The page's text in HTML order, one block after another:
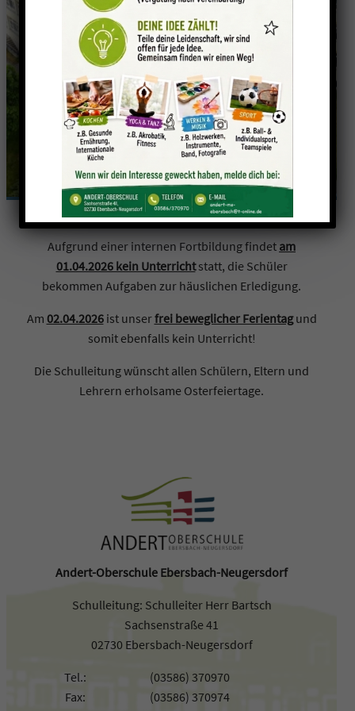
Interne Fortbildung
am 01.04.2026
Aufgrund einer internen Fortbildung findet am
01.04.2026 kein Unterrichtstatt, die Schüler
bekommen Aufgaben zur häuslichen Erledigung.
Am 02.04.2026ist unserfrei beweglicher Ferientagund
somit ebenfalls kein Unterricht!
Die Schulleitung wünscht allen Schülern, Eltern und
Lehrern erholsame Osterfeiertage.
Andert-Oberschule Ebersbach-Neugersdorf
Schulleitung: Schulleiter Herr Bartsch
Sachsenstraße 41
02730 Ebersbach-Neugersdorf
Tel.:
(03586) 370970
Fax:
(03586) 370974